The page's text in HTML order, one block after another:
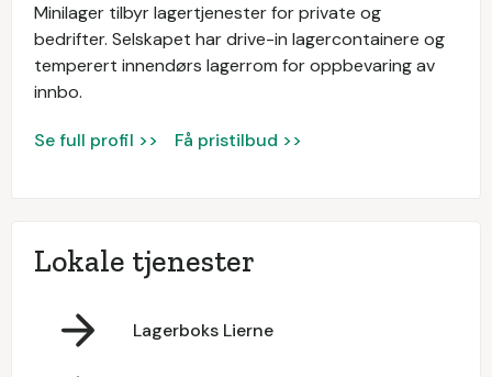
Minilager tilbyr lagertjenester for private og
bedrifter. Selskapet har drive-in lagercontainere og
temperert innendørs lagerrom for oppbevaring av
innbo.
Se full profil >> Få pristilbud >>
Lokale tjenester
Lagerboks Lierne